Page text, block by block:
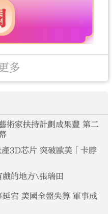
多
術家扶持計劃成果豐 第二
3D芯片 突破歐美「卡脖
的地方\張瑞田
宕 美國全盤失算 軍事成